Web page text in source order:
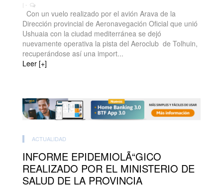
| -
Con un vuelo realizado por el avión Arava de la
Dirección provincial de Aeronavegación Oficial que unió
Ushuaia con la ciudad mediterránea se dejó
nuevamente operativa la pista del Aeroclub de Tolhuin,
recuperándose así una import...
Leer [+]
ACTUALIDAD
INFORME EPIDEMIOLÃ“GICO
REALIZADO POR EL MINISTERIO DE
SALUD DE LA PROVINCIA